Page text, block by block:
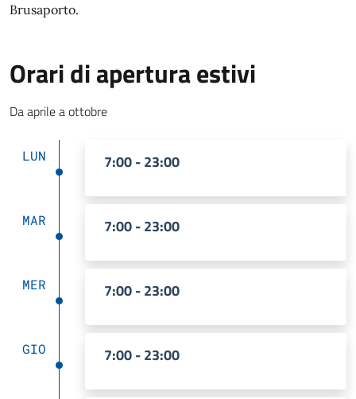
Brusaporto.
Orari di apertura estivi
Da aprile a ottobre
LUN 7:00 - 23:00
MAR 7:00 - 23:00
MER 7:00 - 23:00
GIO 7:00 - 23:00